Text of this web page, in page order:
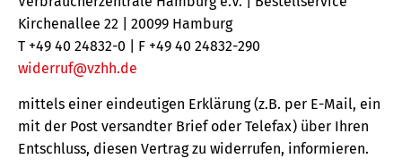
Kirchenallee 22 | 20099 Hamburg
T +49 40 24832-0 | F +49 40 24832-290
widerruf@vzhh.de
mittels einer eindeutigen Erklärung (z.B. per E-Mail, ein
mit der Post versandter Brief oder Telefax) über Ihren
Entschluss, diesen Vertrag zu widerrufen, informieren.